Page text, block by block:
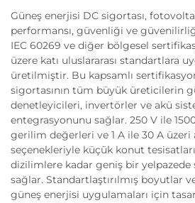
Güneş enerjisi DC sigortası,
performansı, güvenliği ve
IEC 60269 ve diğer bölgesel
üzere katı uluslararası standartlara
üretilmiştir. Bu kapsamlı
sigortasının tüm büyük üreticilerin
denetleyicileri, invertörler ve akü
entegrasyonunu sağlar. 250 V ile
gerilim değerleri ve 1 A ile 30 A üzeri
seçenekleriyle küçük konut
dizilimlere kadar geniş bir
sağlar. Standartlaştırılmış boyutlar
güneş enerjisi uygulamaları için